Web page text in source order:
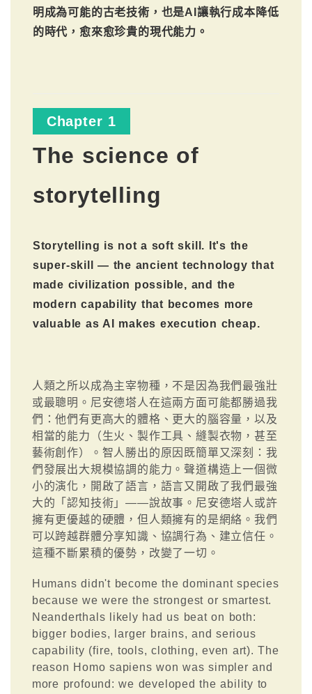
明成為可能的古老技術，也是AI讓執行成本降低
的時代，愈來愈珍貴的現代能力。
Chapter 1
The science of
storytelling
Storytelling is not a soft skill. It's the
super-skill — the ancient technology that
made civilization possible, and the
modern capability that becomes more
valuable as AI makes execution cheap.
人類之所以成為主宰物種，不是因為我們最強壯
或最聰明。尼安德塔人在這兩方面可能都勝過我
們：他們有更高大的體格、更大的腦容量，以及
相當的能力（生火、製作工具、縫製衣物，甚至
藝術創作）。智人勝出的原因既簡單又深刻：我
們發展出大規模協調的能力。聲道構造上一個微
小的演化，開啟了語言，語言又開啟了我們最強
大的「認知技術」——說故事。尼安德塔人或許
擁有更優越的硬體，但人類擁有的是網絡。我們
可以跨越群體分享知識、協調行為、建立信任。
這種不斷累積的優勢，改變了一切。
Humans didn't become the dominant species
because we were the strongest or smartest.
Neanderthals likely had us beat on both:
bigger bodies, larger brains, and serious
capability (fire, tools, clothing, even art). The
reason Homo sapiens won was simpler and
more profound: we developed the ability to